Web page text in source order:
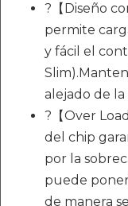
?【Diseño
permite
y fácil el
alejado de la
?【Over
del chip
por la
puede
de manera